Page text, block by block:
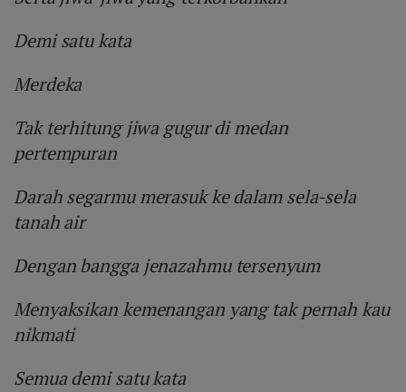
Demi satu kata
Merdeka
Tak terhitung jiwa gugur di medan
pertempuran
Darah segarmu merasuk ke dalam sela-sela
tanah air
Dengan bangga jenazahmu tersenyum
Menyaksikan kemenangan yang tak pernah kau
nikmati
Semua demi satu kata